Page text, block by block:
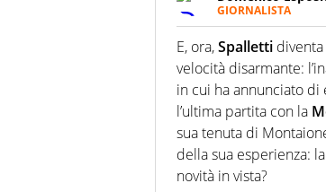
GIORNALISTA
Da vent’anni in
Passione
guai a dirgli di no
E, ora,Spalletti
velocità disarmante:
in cui ha annunciato di
l’ultima partita con la
sua tenuta di
della sua esperienza: la
novità in vista?